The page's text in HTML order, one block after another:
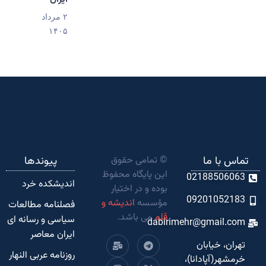
۲ مرداد
۱۴۰۵
تماس با ما
02188506063
09201052183
dabirimehr@gmail.com
تهران، خیابان
خرمشهر(آپادانا)،
© تمامی حقوق
این پایگاه محفوظ
بوده و در اختیار
مؤسسه اندیشه و
قلممی باشد.
پیوندها
اندیشکده‌ خرد
فصلنامه مطالعات
سیاسی و رسانه ای
ایران معاصر
روزنامه عربی النهار